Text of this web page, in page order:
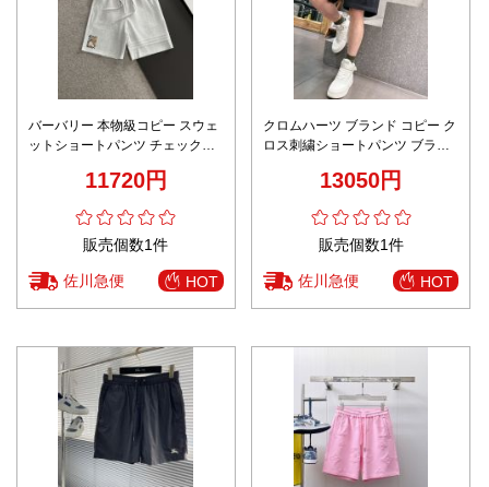
バーバリー 本物級コピー スウェ
ットショートパンツ チェックパ
11720円
販売個数1件
佐川急便 HOT
クロムハーツ ブランド コピー ク
ロス刺繍ショートパンツ ブラッ
13050円
販売個数1件
佐川急便 HOT